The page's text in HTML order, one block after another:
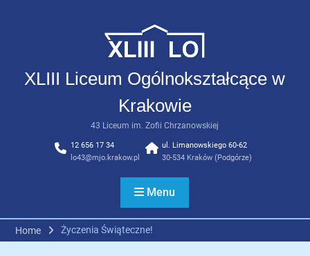
XLIII Liceum Ogólnokształcące w
Krakowie
43 Liceum im. Zofii Chrzanowskiej
12 656 17 34
lo43@mjo.krakow.pl
ul. Limanowskiego 60-62
30-534 Kraków (Podgórze)
Menu
Home Życzenia Świąteczne!